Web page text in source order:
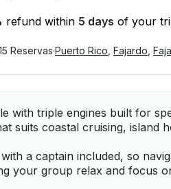
refund within 5 days of your
Reservas·Puerto Rico Fajardo
with triple engines built for
suits coastal cruising, island
a captain included, so
your group relax and focus